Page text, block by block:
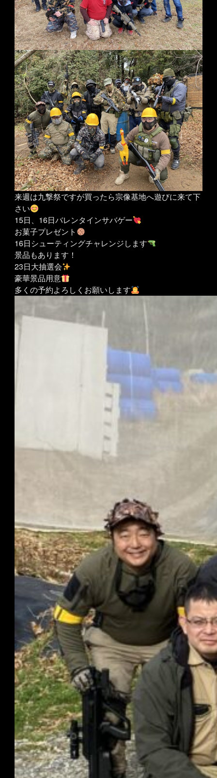
来週は九撃祭ですが買ったら宗像基地へ遊びに来て下
さい
15日、16日バレンタインサバゲー
お菓子プレゼント
16日シューティングチャレンジします
景品もあります！
23日大抽選会
豪華景品用意
多くの予約よろしくお願いします